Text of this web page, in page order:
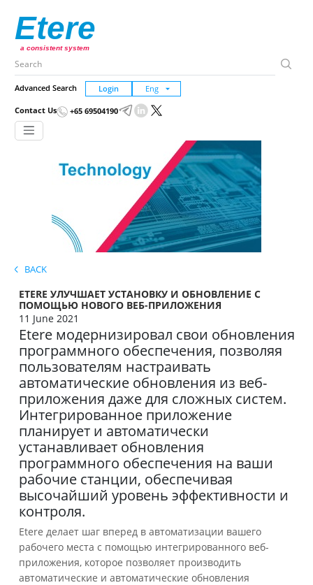
Etere
a consistent system
Advanced Search Login
Contact Us +65 69504190
BACK
ETERE УЛУЧШАЕТ УСТАНОВКУ И ОБНОВЛЕНИЕ С
ПОМОЩЬЮ НОВОГО ВЕБ-ПРИЛОЖЕНИЯ
11 June 2021
Etere модернизировал свои обновления
программного обеспечения, позволяя
пользователям настраивать
автоматические обновления из веб-
приложения даже для сложных систем.
Интегрированное приложение
планирует и автоматически
устанавливает обновления
программного обеспечения на ваши
рабочие станции, обеспечивая
высочайший уровень эффективности и
контроля.
Etere делает шаг вперед в автоматизации вашего
рабочего места с помощью интегрированного веб-
приложения, которое позволяет производить
автоматические и автоматические обновления